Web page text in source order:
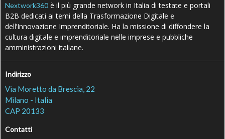
Nextwork360 è il più grande network in Italia di testate e portali
B2B dedicati ai temi della Trasformazione Digitale e
dell’Innovazione Imprenditoriale. Ha la missione di diffondere la
cultura digitale e imprenditoriale nelle imprese e pubbliche
amministrazioni italiane.
Indirizzo
Via Moretto da Brescia, 22
Milano - Italia
CAP 20133
Contatti